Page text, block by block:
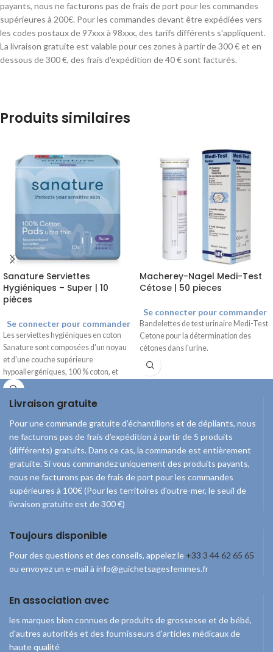
payants, nous ne facturons pas de frais de port pour les commandes
supérieures à 200€. Pour les commandes devant être expédiées vers
les codes postaux de 97xxx à 98xxx, des tarifs différents s'appliquent.
La livraison gratuite est valable pour ces zones à partir de 300 € et en
dessous de 300 €, des frais d'expédition de 40 € sont facturés.
Produits similaires
Sanature Serviettes
Hygiéniques – Super | 10
pièces
Se connecter pour commander
Les serviettes hygiéniques en coton
Sanature sont composées d'un noyau
et d'une couche supérieure
hypoallergéniques, 100 % coton, et
sont exemptes de chlore et de parfum.
et empêchent le pansement de glisser.
Macherey-Nagel Medi-Test
Cétose | 50 pieces
Se connecter pour commander
Bandelettes de test urinaire Medi-Test
Cetone pour la détermination des
cétones dans l'urine.
Livraison gratuite
Pour une commande gratuite d’échantillons et de dépliants, nous
ne facturons pas de frais d’expédition à partir de 5 produits
(différents) gratuits. Dans ce cas, la commande est entièrement
gratuite. Si vous commandez uniquement des produits payants,
nous ne facturons pas de frais de port pour les commandes
supérieures à 100€ (Pour les territoires d'outre-mer, le seuil de
livraison gratuite est de 300 €)
Toujours disponible
Pour des questions et des conseils, appelez le +33 3 44 62 65 65
ou envoyez un e-mail à info@guichetsagesfemmes.fr
En association avec
les marques bien connues de produits de grossesse et de bébé,
d'autres autorités et des fournisseurs d'articles médicaux de
haute qualité